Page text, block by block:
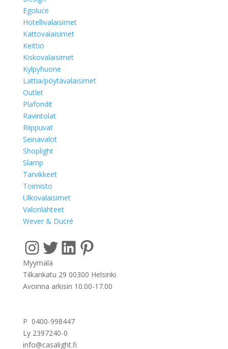
Egoluce
Hotellivalaisimet
Kattovalaisimet
Keittiö
Kiskovalaisimet
Kylpyhuone
Lattia/pöytävalaisimet
Outlet
Plafondit
Ravintolat
Riippuvat
Seinävalot
Shoplight
Slamp
Tarvikkeet
Toimisto
Ulkovalaisimet
Valonlähteet
Wever & Ducré
InstagramTwitter LinkedIn Pinterest
Myymälä
Tilkankatu 29 00300 Helsinki
Avoinna arkisin 10.00-17.00
P 0400-998447
Ly 2397240-0
info@casalight.fi